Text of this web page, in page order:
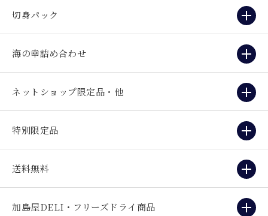
切身パック
海の幸詰め合わせ
ネットショップ限定品・他
特別限定品
送料無料
加島屋DELI・フリーズドライ商品